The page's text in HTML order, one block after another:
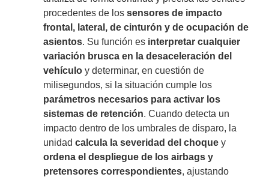
procedentes de lossensores de impacto
frontal, lateral, de cinturón y de ocupación de
asientos. Su función es interpretar cualquier
variación brusca en la desaceleración del
vehículo y determinar, en cuestión de
milisegundos, si la situación cumple los
parámetros necesarios para activar los
sistemas de retención. Cuando detecta un
impacto dentro de los umbrales de disparo, la
unidadcalcula la severidad del choque y
ordena el despliegue de los airbags y
pretensores correspondientes, ajustando